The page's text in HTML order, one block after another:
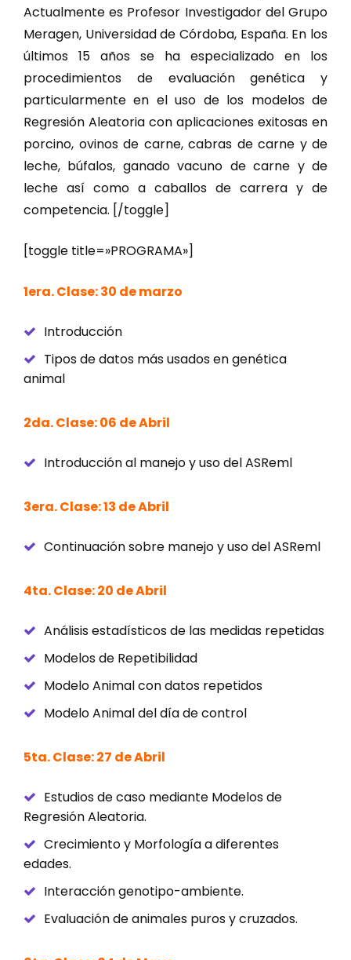
Actualmente es Profesor Investigador del Grupo
Meragen, Universidad de Córdoba, España. En los
últimos 15 años se ha especializado en los
procedimientos de evaluación genética y
particularmente en el uso de los modelos de
Regresión Aleatoria con aplicaciones exitosas en
porcino, ovinos de carne, cabras de carne y de
leche, búfalos, ganado vacuno de carne y de
leche así como a caballos de carrera y de
competencia. [/toggle]
[toggle title=»PROGRAMA»]
1era. Clase: 30 de marzo
Introducción
Tipos de datos más usados en genética
animal
2da. Clase: 06 de Abril
Introducción al manejo y uso del ASReml
3era. Clase: 13 de Abril
Continuación sobre manejo y uso del ASReml
4ta. Clase: 20 de Abril
Análisis estadísticos de las medidas repetidas
Modelos de Repetibilidad
Modelo Animal con datos repetidos
Modelo Animal del día de control
5ta. Clase: 27 de Abril
Estudios de caso mediante Modelos de
Regresión Aleatoria.
Crecimiento y Morfología a diferentes
edades.
Interacción genotipo-ambiente.
Evaluación de animales puros y cruzados.